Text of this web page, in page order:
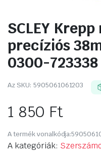
SCLEY
precíziós
0300-723338
Az SKU: 5905061061203
1 850 Ft
A termék vonalkódja:
A kategóriák: